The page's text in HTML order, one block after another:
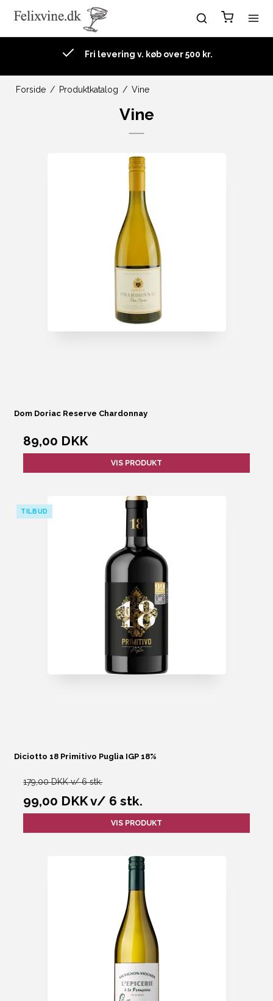
Daglevering fra kl 8.00 til 16.00
Forside / Produktkatalog / Vine
Vine
Dom Doriac Reserve Chardonnay
89,00 DKK
VIS PRODUKT
TILBUD
Diciotto 18 Primitivo Puglia IGP 18%
179,00 DKK v/ 6 stk.
99,00 DKKv/ 6 stk.
VIS PRODUKT